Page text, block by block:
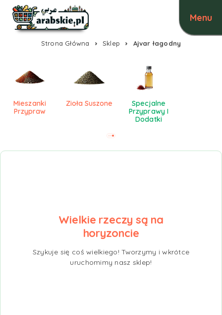
Strona Główna Sklep Ajvar łagodny
Mieszanki
Przypraw
Zioła Suszone
Specjalne
Przyprawy I
Dodatki
Wielkie rzeczy są na
horyzoncie
Szykuje się coś wielkiego! Tworzymy i wkrótce
uruchomimy nasz sklep!